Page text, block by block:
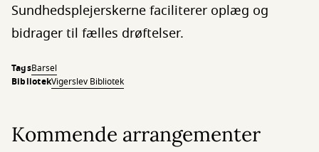
Sundhedsplejerskerne faciliterer oplæg og
bidrager til fælles drøftelser.
TagsBarsel
BibliotekVigerslev Bibliotek
Kommende arrangementer